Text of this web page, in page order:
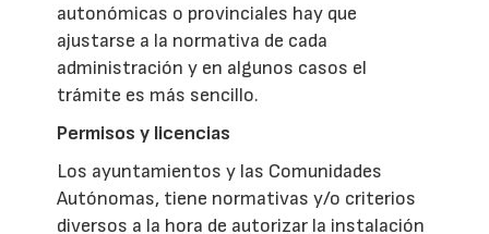
autonómicas o provinciales hay que
ajustarse a la normativa de cada
administración y en algunos casos el
trámite es más sencillo.
Permisos y licencias
Los ayuntamientos y las Comunidades
Autónomas, tiene normativas y/o criterios
diversos a la hora de autorizar la instalación